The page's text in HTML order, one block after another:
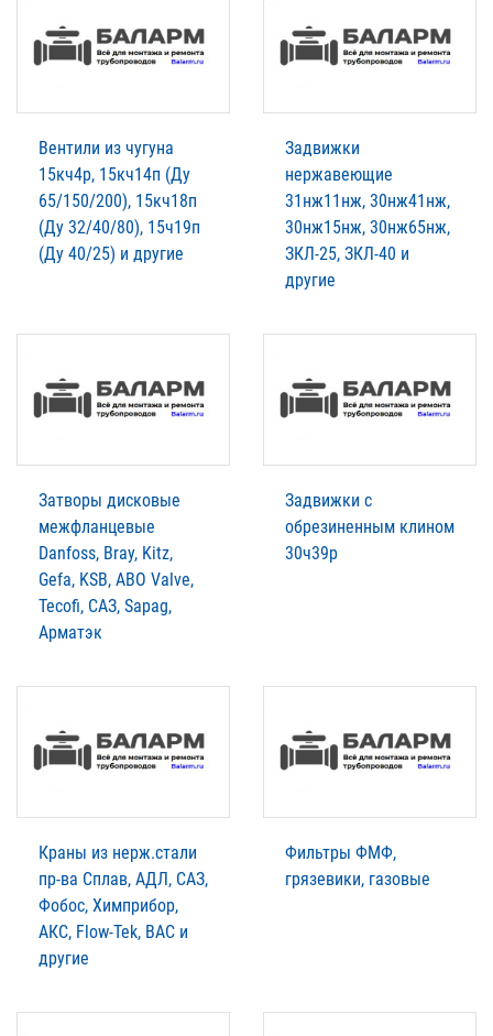
Вентили из чугуна
15кч4р, 15кч14п (Ду
65/150/200), 15кч18п
(Ду 32/40/80), 15ч19п
(Ду 40/25) и другие
Задвижки
нержавеющие
31нж11нж, 30нж41нж,
30нж15нж, 30нж65нж,
ЗКЛ-25, ЗКЛ-40 и
другие
Затворы дисковые
межфланцевые
Danfoss, Bray, Kitz,
Gefa, KSB, ABO Valve,
Tecofi, САЗ, Sapag,
Арматэк
Задвижки с
обрезиненным клином
30ч39р
Краны из нерж.стали
пр-ва Сплав, АДЛ, САЗ,
Фобос, Химприбор,
АКС, Flow-Tek, BAC и
другие
Фильтры ФМФ,
грязевики, газовые